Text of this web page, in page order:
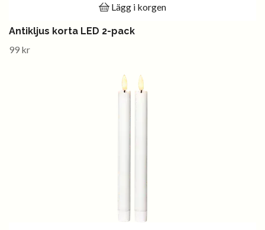
Lägg i korgen
Antikljus korta LED 2-pack
99 kr